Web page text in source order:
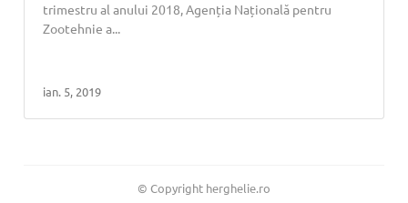
trimestru al anului 2018, Agenția Națională pentru
Zootehnie a...
ian. 5, 2019
© Copyright herghelie.ro